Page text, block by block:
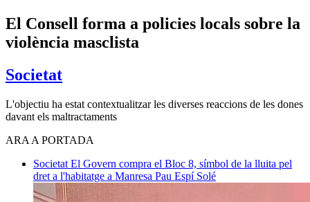
El Consell forma a policies locals sobre la
violència masclista
Societat
L'objectiu ha estat contextualitzar les diverses reaccions de les dones
davant els maltractaments
ARA A PORTADA
Societat El Govern compra el Bloc 8, símbol de la lluita pel
dret a l'habitatge a Manresa Pau Espí Solé